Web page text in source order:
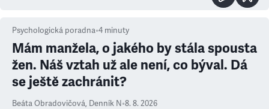
Psychologická poradna•4 minuty
Mám manžela, o jakého by stála spousta
žen. Náš vztah už ale není, co býval. Dá
se ještě zachránit?
Beáta Obradovičová, Denník N•8. 8. 2026